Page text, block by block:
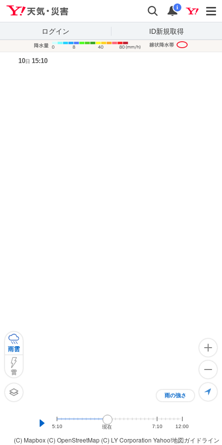
検索 通知
i
ログイン ID新規取得
(C) Mapbox (C) OpenStreetMap (C) LY Corporation Yahoo!地図ガイドライン
雨の強さ
雨雲
雷
5:10 現在 7:10 12:00
10日 15:10